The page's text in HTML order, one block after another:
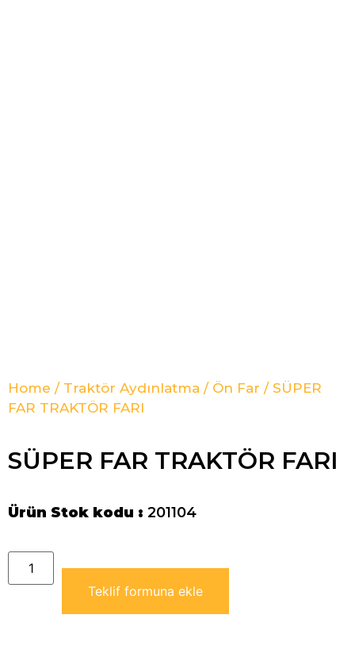
Home / Traktör Aydınlatma / Ön Far / SÜPER
FAR TRAKTÖR FARI
SÜPER FAR TRAKTÖR FARI
Ürün Stok kodu : 201104
Teklif formuna ekle